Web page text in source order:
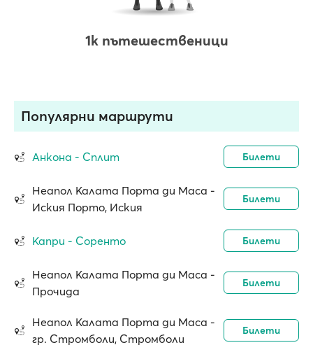
1k пътешественици
Популярни маршрути
Анкона - Сплит Билети
Неапол Калата Порта ди Маса -
Иския Порто, Иския
Билети
Капри - Соренто Билети
Неапол Калата Порта ди Маса -
Прочида
Билети
Неапол Калата Порта ди Маса -
гр. Стромболи, Стромболи
Билети